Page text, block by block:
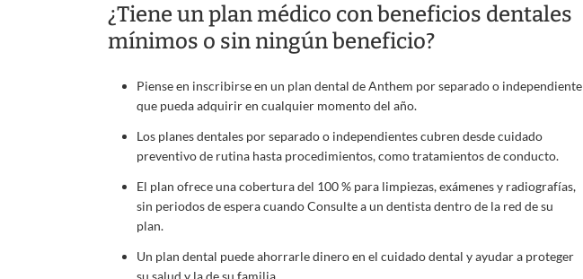
¿Tiene un plan médico con beneficios dentales
mínimos o sin ningún beneficio?
Piense en inscribirse en un plan dental de Anthem por separado o independiente
que pueda adquirir en cualquier momento del año.
Los planes dentales por separado o independientes cubren desde cuidado
preventivo de rutina hasta procedimientos, como tratamientos de conducto.
El plan ofrece una cobertura del 100 % para limpiezas, exámenes y radiografías,
sin periodos de espera cuando Consulte a un dentista dentro de la red de su
plan.
Un plan dental puede ahorrarle dinero en el cuidado dental y ayudar a proteger
su salud y la de su familia.